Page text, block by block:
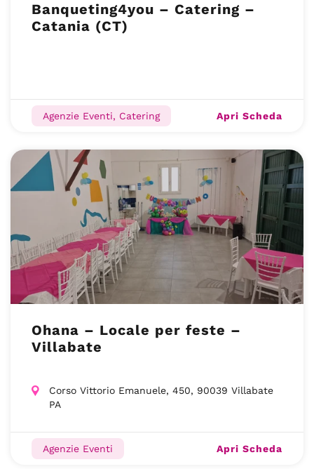
Banqueting4you – Catering –
Catania (CT)
Agenzie Eventi, Catering Apri Scheda
Ohana – Locale per feste –
Villabate
Corso Vittorio Emanuele, 450, 90039 Villabate
PA
Agenzie Eventi Apri Scheda